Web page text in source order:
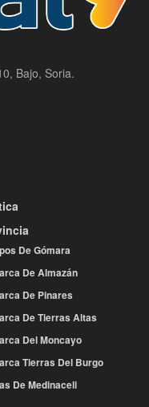
Bajo, Soria.
De Gómara
De Almazán
De Pinares
De Tierras Altas
Del Moncayo
Tierras Del Burgo
De Medinaceli